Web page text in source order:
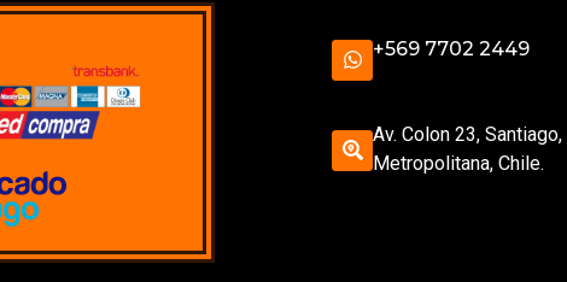
+569 7702 2449
Av. Colon 23,
Metropolitana, Chile.